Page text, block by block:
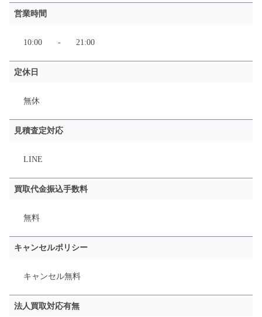
営業時間
10:00 - 21:00
定休日
無休
見積査定対応
LINE
買取代金振込手数料
無料
キャンセルポリシー
キャンセル無料
法人買取対応有無